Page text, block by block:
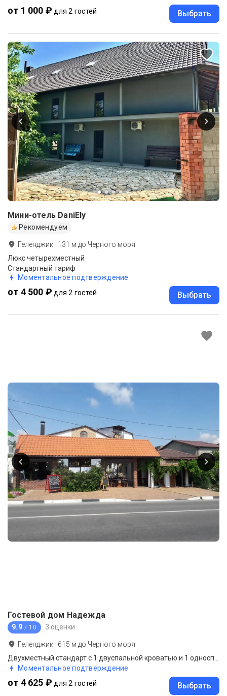
от 1 000 ₽ для 2 гостей Выбрать
Мини-отель DaniEly
Рекомендуем
Геленджик · 131 м до Черного моря
Люкс четырехместный
Стандартный тариф
Моментальное подтверждение
от 4 500 ₽ для 2 гостей Выбрать
Гостевой дом Надежда
9.9 / 10 3 оценки
Геленджик · 615 м до Черного моря
Моментальное подтверждение
от 4 625 ₽ для 2 гостей Выбрать